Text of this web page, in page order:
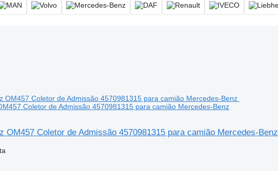
Coletor de Admissão 4570981315 para camião Mercedes-Benz
OM457 Coletor de Admissão 4570981315 para camião Mercedes-Benz